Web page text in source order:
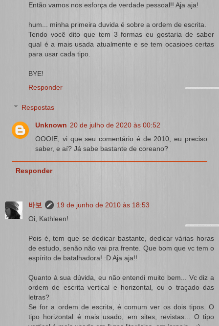
Então vamos nos esforça de verdade pessoal!! Aja aja!
hum... minha primeira duvida é sobre a ordem de escrita.
Tendo você dito que tem 3 formas eu gostaria de saber
qual é a mais usada atualmente e se tem ocasioes certas
para usar cada tipo.
BYE!
Responder
Respostas
Unknown 20 de julho de 2020 às 00:52
OOOIE, vi que seu comentário é de 2010, eu preciso
saber, e aí? Já sabe bastante de coreano?
Responder
바보
19 de junho de 2010 às 18:53
Oi, Kathleen!
Pois é, tem que se dedicar bastante, dedicar várias horas
de estudo, senão não vai pra frente. Que bom que vc tem o
espírito de batalhadora! :D Aja aja!!
Quanto à sua dúvida, eu não entendi muito bem... Vc diz a
ordem de escrita vertical e horizontal, ou o traçado das
letras?
Se for a ordem de escrita, é comum ver os dois tipos. O
tipo horizontal é mais usado, em sites, revistas... O tipo